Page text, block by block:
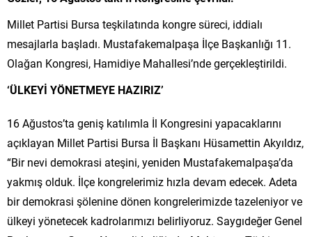
Millet Partisi Bursa teşkilatında kongre süreci, iddialı
mesajlarla başladı. Mustafakemalpaşa İlçe Başkanlığı 11.
Olağan Kongresi, Hamidiye Mahallesi’nde gerçekleştirildi.
‘ÜLKEYİ YÖNETMEYE HAZIRIZ’
16 Ağustos’ta geniş katılımla İl Kongresini yapacaklarını
açıklayan Millet Partisi Bursa İl Başkanı Hüsamettin Akyıldız,
“Bir nevi demokrasi ateşini, yeniden Mustafakemalpaşa’da
yakmış olduk. İlçe kongrelerimiz hızla devam edecek. Adeta
bir demokrasi şölenine dönen kongrelerimizde tazeleniyor ve
ülkeyi yönetecek kadrolarımızı belirliyoruz. Saygıdeğer Genel